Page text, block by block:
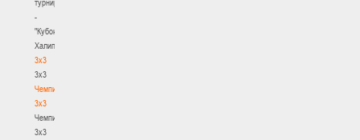
турнир
-
"Кубок
Халипского"
3x3
3x3
Чемпионат
3х3
Чемпионат
3х3